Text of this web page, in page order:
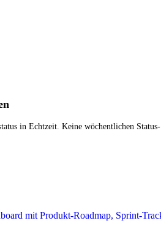
in Echtzeit. Keine wöchentlichen Status-